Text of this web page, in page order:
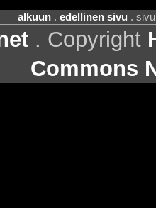
alkuun . edellinen sivu .
. Copyright
Commons